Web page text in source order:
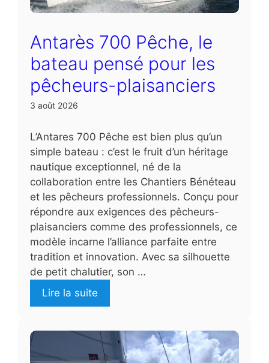
Antarès 700 Pêche, le
bateau pensé pour les
pêcheurs-plaisanciers
3 août 2026
L’Antares 700 Pêche est bien plus qu’un
simple bateau : c’est le fruit d’un héritage
nautique exceptionnel, né de la
collaboration entre les Chantiers Bénéteau
et les pêcheurs professionnels. Conçu pour
répondre aux exigences des pêcheurs-
plaisanciers comme des professionnels, ce
modèle incarne l’alliance parfaite entre
tradition et innovation. Avec sa silhouette
de petit chalutier, son …
Lire la suite